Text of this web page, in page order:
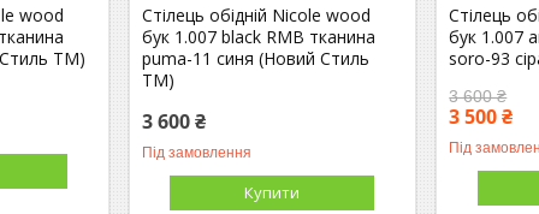
wood
ТМ)
Стілець обідній Nicole wood
бук 1.007 black RMB тканина
puma-11 синя (Новий Стиль
ТМ)
3 600 ₴
Під замовлення
Купити
Стілець
бук 1.007
soro-93
3 600 ₴
3 500 ₴
Під